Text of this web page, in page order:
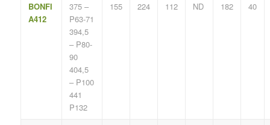
BONFI
A412
375 –
P63-71
394,5
– P80-
90
404,5
– P100
441
P132
155 224 112 ND 182 40